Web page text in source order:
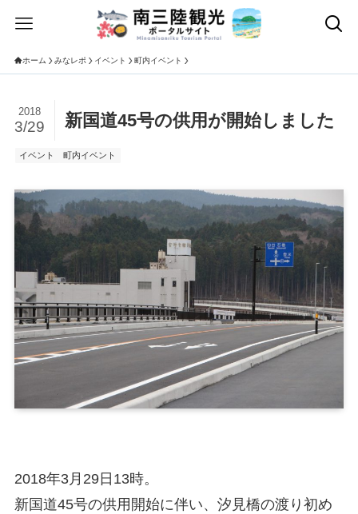
ホーム みなレポ イベント 町内イベント
新国道45号の供用が開始しました
2018
3/29
イベント 町内イベント
2018年3月29日13時。
新国道45号の供用開始に伴い、汐見橋の渡り初め